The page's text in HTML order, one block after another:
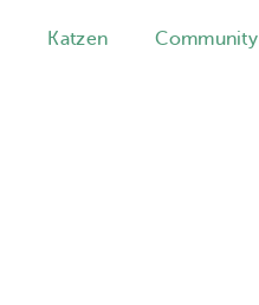
Katzen Community